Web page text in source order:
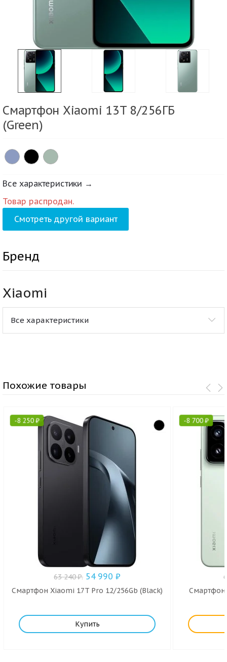
Смартфон Xiaomi 13T 8/256ГБ
(Green)
Все характеристики →
Товар распродан.
Смотреть другой вариант
Бренд
Xiaomi
Все характеристики
Похожие товары
-8 250₽
63 240₽. 54 990 ₽
Смартфон Xiaomi 17T Pro 12/256Gb (Black)
Купить
-8 700₽
Смартфон